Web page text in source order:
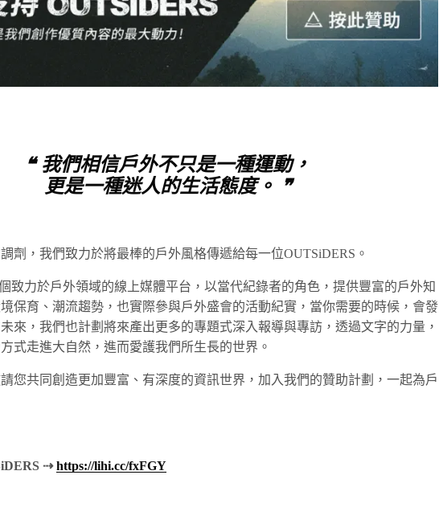
❝ 我們相信戶外不只是一種運動，
更是一種迷人的生活態度。 ❞
劑，我們致力於將最棒的戶外風格傳遞給每一位OUTSiDERS。
致力於戶外領域的線上媒體平台，以當代紀錄者的角色，提供豐富的戶外知
保育、潮流趨勢，也實際參與戶外盛會的活動紀實，當你需要的時候，會發
來，我們也計劃將來產出更多的專題式深入報導與專訪，透過文字的力量，
式走進大自然，進而愛護我們所生長的世界。
您共同創造更加豐富、有深度的資訊世界，加入我們的贊助計劃，一起為戶
⇢https://lihi.cc/fxFGY